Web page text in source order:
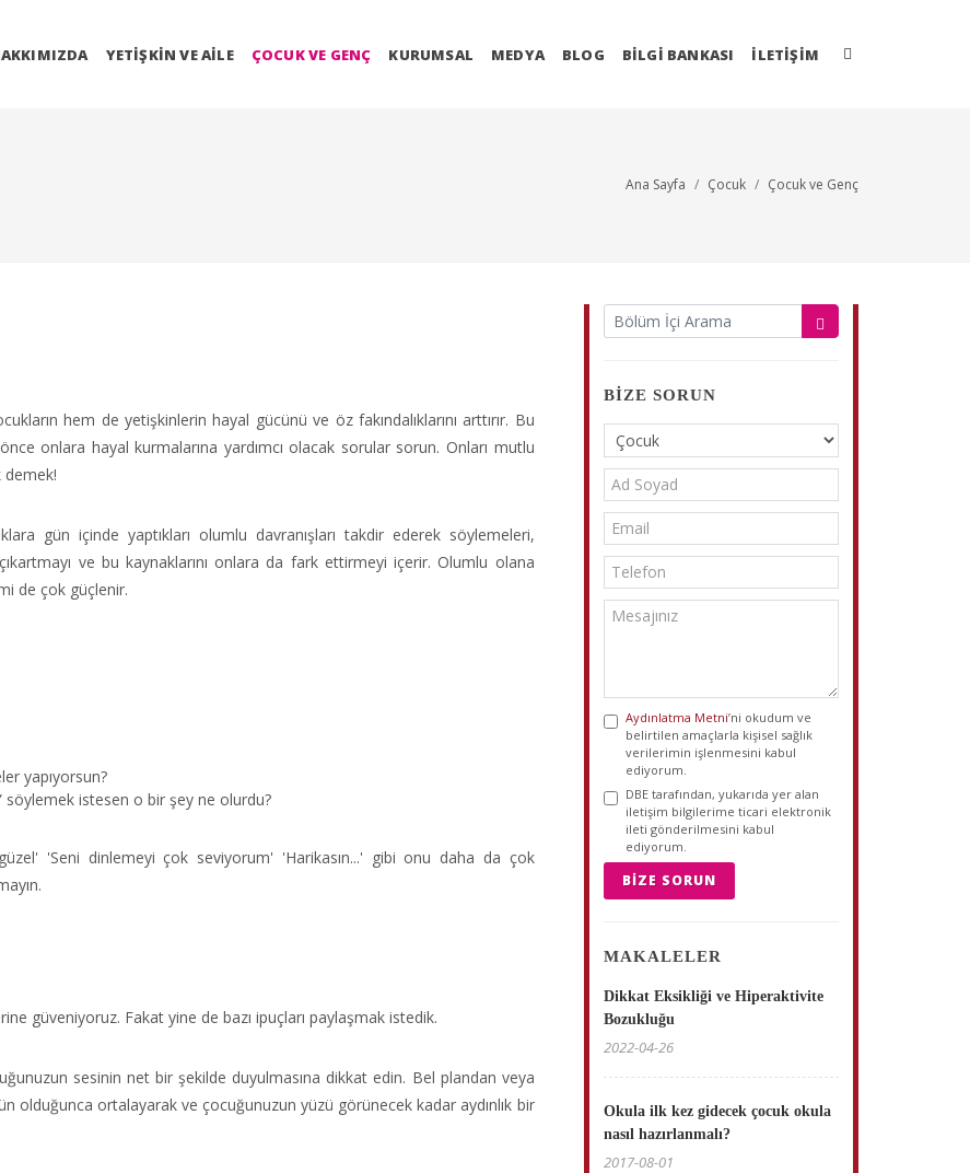
YETIŞKIN VE AILE ÇOCUK VE GENÇ KURUMSAL MEDYA BLOG BİLGİ BANKASI İLETIŞIM
Ana Sayfa Çocuk Çocuk ve Genç
hem de yetişkinlerin hayal gücünü ve öz fakındalıklarını arttırır. Bu
onlara hayal kurmalarına yardımcı olacak sorular sorun. Onları mutlu
gün içinde yaptıkları olumlu davranışları takdir ederek söylemeleri,
ve bu kaynaklarını onlara da fark ettirmeyi içerir. Olumlu olana
de çok güçlenir.
yapıyorsun?
söylemek istesen o bir şey ne olurdu?
'Seni dinlemeyi çok seviyorum' 'Harikasın...' gibi onu daha da çok
güveniyoruz. Fakat yine de bazı ipuçları paylaşmak istedik.
sesinin net bir şekilde duyulmasına dikkat edin. Bel plandan veya
olduğunca ortalayarak ve çocuğunuzun yüzü görünecek kadar aydınlık bir
BIZE SORUN
Aydınlatma Metni’ni okudum ve
belirtilen amaçlarla kişisel sağlık
verilerimin işlenmesini kabul
ediyorum.
DBE tarafından, yukarıda yer alan
iletişim bilgilerime ticari elektronik
ileti gönderilmesini kabul
ediyorum.
BIZE SORUN
MAKALELER
Dikkat Eksikliği ve Hiperaktivite
Bozukluğu
2022-04-26
Okula ilk kez gidecek çocuk okula
nasıl hazırlanmalı?
2017-08-01